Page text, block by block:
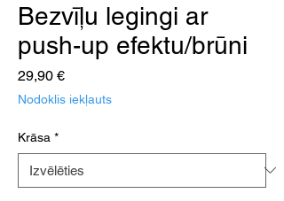
Bezvīļu legingi ar
push-up efektu/brūni
29,90 €Cena
Nodoklis iekļauts
Krāsa *